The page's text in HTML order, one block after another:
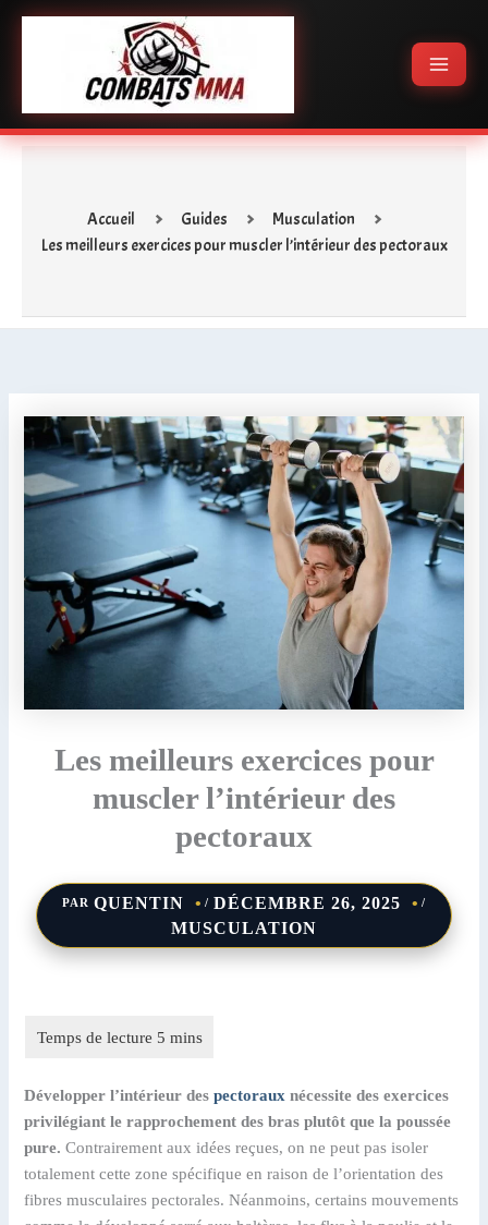
Aller
Menu
Accueil Guides
Musculation
Les meilleurs exercices pour muscler l’intérieur des pectoraux
Les meilleurs exercices pour
muscler l’intérieur des
pectoraux
PAR QUENTIN / DÉCEMBRE 26, 2025 /
MUSCULATION
Développer l’intérieur despectorauxnécessite des exercices
privilégiant le rapprochement des bras plutôt que la poussée
pure. Contrairement aux idées reçues, on ne peut pas isoler
totalement cette zone spécifique en raison de l’orientation des
fibres musculaires pectorales. Néanmoins, certains mouvements